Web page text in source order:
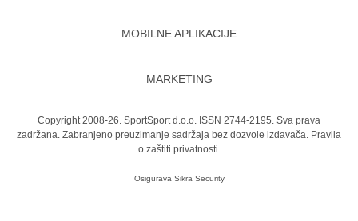
MOBILNE APLIKACIJE
MARKETING
Copyright 2008-26. SportSport d.o.o. ISSN 2744-2195. Sva prava
zadržana. Zabranjeno preuzimanje sadržaja bez dozvole izdavača. Pravila
o zaštiti privatnosti.
Osigurava Sikra Security